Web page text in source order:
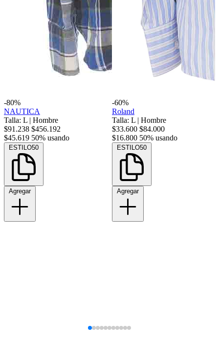
-80%
NAUTICA
Talla: L | Hombre
$91.238 $456.192
$45.619 50% usando
ESTILO50
Agregar
-60%
Roland
Talla: L | Hombre
$33.600 $84.000
$16.800 50% usando
ESTILO50
Agregar